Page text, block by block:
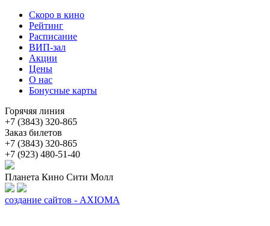
Скоро в кино
Рейтинг
Расписание
ВИП-зал
Акции
Цены
О нас
Бонусные карты
Горячяя линия
+7 (3843) 320-865
Заказ билетов
+7 (3843) 320-865
+7 (923) 480-51-40
Планета Кино Сити Молл
создание сайтов - AXIOMA